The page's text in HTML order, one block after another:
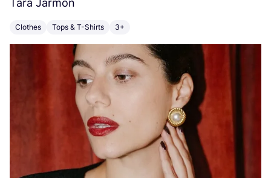
Tara Jarmon
Clothes Tops & T-Shirts 3+